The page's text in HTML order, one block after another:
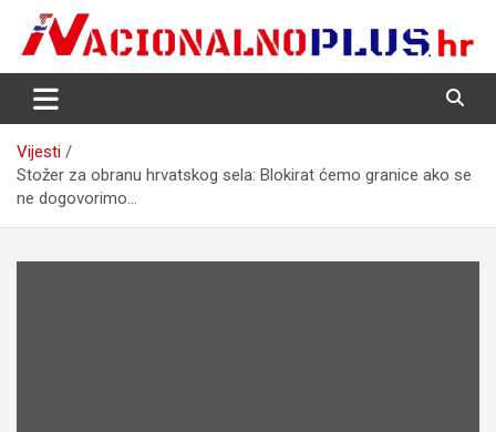
content
NacionalnoPlus.hr
Nacija želi znati više
Vijesti
Stožer za obranu hrvatskog sela: Blokirat ćemo granice ako se
ne dogovorimo…